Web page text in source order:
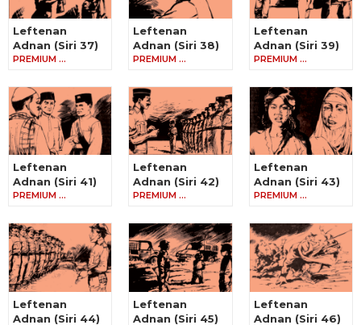
Leftenan
Adnan (Siri 37)
PREMIUM …
Leftenan
Adnan (Siri 38)
PREMIUM …
Leftenan
Adnan (Siri 39)
PREMIUM …
Leftenan
Adnan (Siri 41)
PREMIUM …
Leftenan
Adnan (Siri 42)
PREMIUM …
Leftenan
Adnan (Siri 43)
PREMIUM …
Leftenan
Adnan (Siri 44)
Leftenan
Adnan (Siri 45)
Leftenan
Adnan (Siri 46)